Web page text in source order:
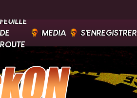
FEUILLE
DE
ROUTE
MEDIA S'ENREGISTRER